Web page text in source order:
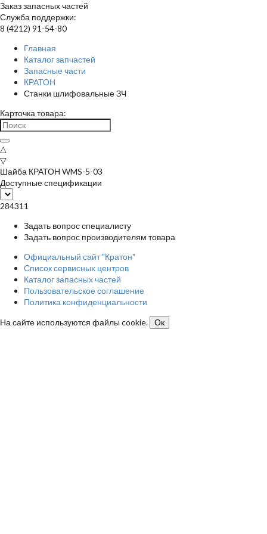
Заказ запасных частей
Служба поддержки:
8 (4212) 91-54-80
Главная
Каталог запчастей
Запасные части
КРАТОН
Станки шлифовальные ЗЧ
Карточка товара:
△
▽
Шайба КРАТОН WMS-5-03
Доступные спецификации
284311
Задать вопрос специалисту
Задать вопрос производителям товара
Официальный сайт "Кратон"
Список сервисных центров
Каталог запасных частей
Пользовательское соглашение
Политика конфиденциальности
На сайте используются файлы cookie.
Ок